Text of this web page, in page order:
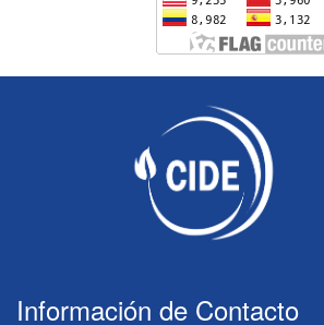
Información de Contacto